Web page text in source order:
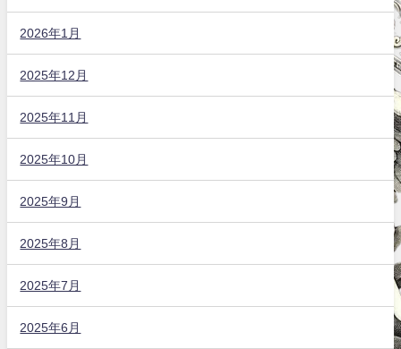
2026年1月
2025年12月
2025年11月
2025年10月
2025年9月
2025年8月
2025年7月
2025年6月